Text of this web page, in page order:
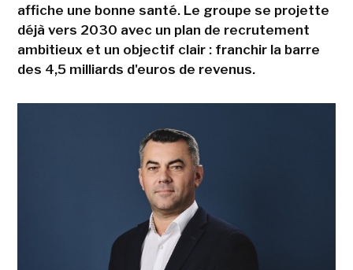
affiche une bonne santé. Le groupe se projette
déjà vers 2030 avec un plan de recrutement
ambitieux et un objectif clair : franchir la barre
des 4,5 milliards d'euros de revenus.